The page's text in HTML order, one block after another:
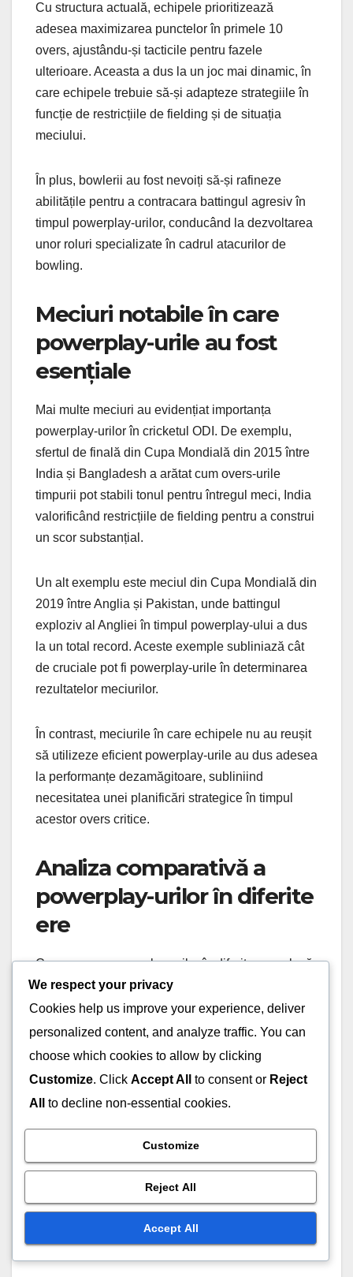
Cu structura actuală, echipele prioritizează
adesea maximizarea punctelor în primele 10
overs, ajustându-și tacticile pentru fazele
ulterioare. Aceasta a dus la un joc mai dinamic, în
care echipele trebuie să-și adapteze strategiile în
funcție de restricțiile de fielding și de situația
meciului.
În plus, bowlerii au fost nevoiți să-și rafineze
abilitățile pentru a contracara battingul agresiv în
timpul powerplay-urilor, conducând la dezvoltarea
unor roluri specializate în cadrul atacurilor de
bowling.
Meciuri notabile în care
powerplay-urile au fost
esențiale
Mai multe meciuri au evidențiat importanța
powerplay-urilor în cricketul ODI. De exemplu,
sfertul de finală din Cupa Mondială din 2015 între
India și Bangladesh a arătat cum overs-urile
timpurii pot stabili tonul pentru întregul meci, India
valorificând restricțiile de fielding pentru a construi
un scor substanțial.
Un alt exemplu este meciul din Cupa Mondială din
2019 între Anglia și Pakistan, unde battingul
exploziv al Angliei în timpul powerplay-ului a dus
la un total record. Aceste exemple subliniază cât
de cruciale pot fi powerplay-urile în determinarea
rezultatelor meciurilor.
În contrast, meciurile în care echipele nu au reușit
să utilizeze eficient powerplay-urile au dus adesea
la performanțe dezamăgitoare, subliniind
necesitatea unei planificări strategice în timpul
acestor overs critice.
Analiza comparativă a
powerplay-urilor în diferite
ere
Compararea powerplay-urilor în diferite ere relevă
o schimbare de la strategii pur agresive la o
abordare mai nuanțată. În anii anteriori, echipele
se bazau foarte mult pe maximizarea punctelor în
primele overs, adesea conducând la un batting cu
reflectă dinamica în schimbare a cricketului ODI,
unde echipele trebuie să ia în considerare atât
scorurile, cât și conservarea wicket-urilor.
We respect your privacy
Cookies help us improve your experience, deliver
personalized content, and analyze traffic. You can
choose which cookies to allow by clicking
Customize. Click Accept All to consent or Reject
All
to decline non-essential cookies.
Customize
Reject All
Accept All